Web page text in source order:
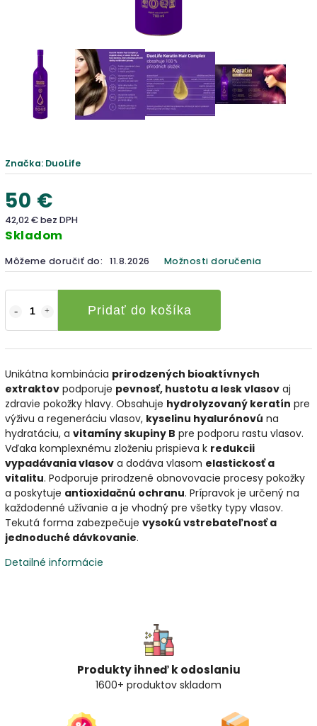
Značka: DuoLife
50 €
42,02 € bez DPH
Skladom
Môžeme doručiť do: 11.8.2026 Možnosti doručenia
Pridať do košíka
Unikátna kombinácia prirodzených bioaktívnych
extraktov podporuje pevnosť, hustotu a lesk vlasov aj
zdravie pokožky hlavy. Obsahuje hydrolyzovaný keratín pre
výživu a regeneráciu vlasov, kyselinu hyalurónovú na
hydratáciu, a vitamíny skupiny B pre podporu rastu vlasov.
Vďaka komplexnému zloženiu prispieva k redukcii
vypadávania vlasov a dodáva vlasom elastickosť a
vitalitu. Podporuje prirodzené obnovovacie procesy pokožky
a poskytuje antioxidačnú ochranu. Prípravok je určený na
každodenné užívanie a je vhodný pre všetky typy vlasov.
Tekutá forma zabezpečuje vysokú vstrebateľnosť a
jednoduché dávkovanie.
Detailné informácie
Produkty ihneď k odoslaniu
1600+ produktov skladom